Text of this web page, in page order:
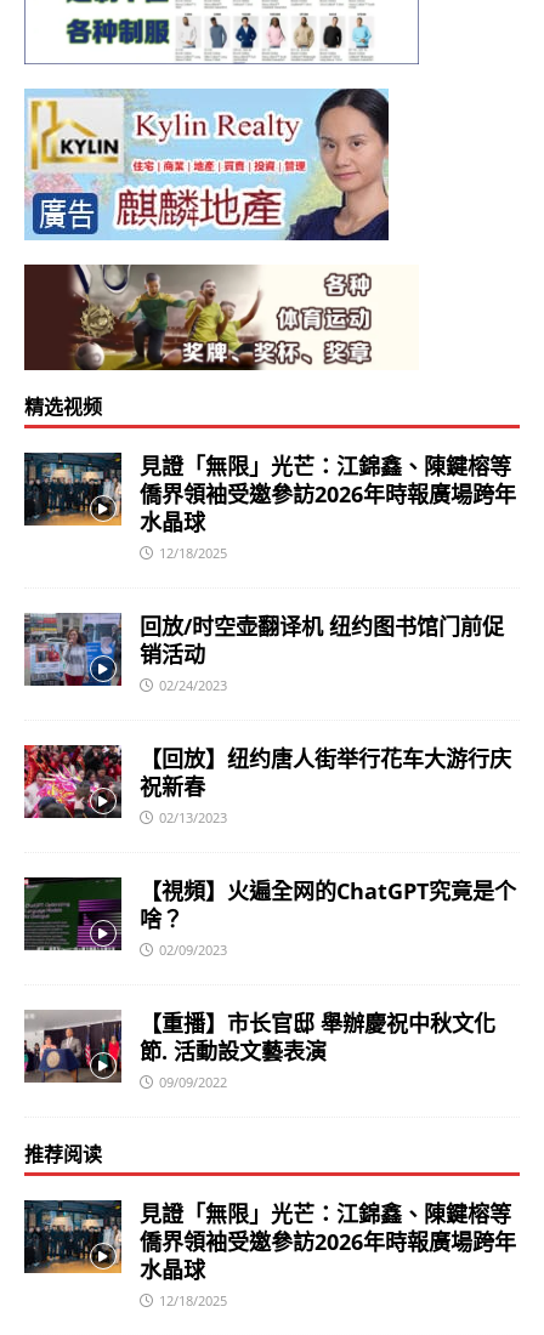
精选视频
見證「無限」光芒：江錦鑫、陳鍵榕等
僑界領袖受邀參訪2026年時報廣場跨年
水晶球
12/18/2025
回放/时空壶翻译机 纽约图书馆门前促
销活动
02/24/2023
【回放】纽约唐人街举行花车大游行庆
祝新春
02/13/2023
【視頻】火遍全网的ChatGPT究竟是个
啥？
02/09/2023
【重播】市长官邸 舉辦慶祝中秋文化
節. 活動設文藝表演
09/09/2022
推荐阅读
見證「無限」光芒：江錦鑫、陳鍵榕等
僑界領袖受邀參訪2026年時報廣場跨年
水晶球
12/18/2025